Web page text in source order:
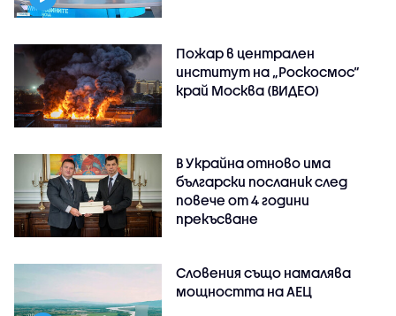
Пожар в централен
институт на „Роскосмос“
край Москва (ВИДЕО)
В Украйна отново има
български посланик след
повече от 4 години
прекъсване
Словения също намалява
мощността на АЕЦ